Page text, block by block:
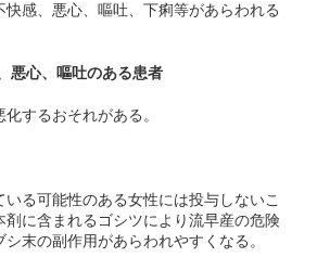
快感、悪心、嘔吐、下痢等があらわれる
心、嘔吐のある患者
するおそれがある。
る可能性のある女性には投与しないこ
剤に含まれるゴシツにより流早産の危険
末の副作用があらわれやすくなる。